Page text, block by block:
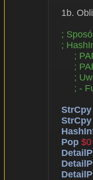
1b.
;
;
;
;
;
; -
StrCpy
StrCpy
Pop $0